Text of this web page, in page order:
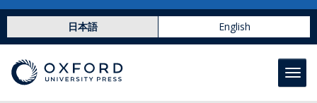
日本語 English